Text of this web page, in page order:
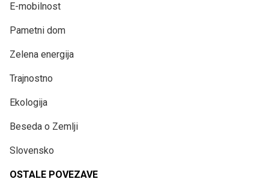
E-mobilnost
Pametni dom
Zelena energija
Trajnostno
Ekologija
Beseda o Zemlji
Slovensko
OSTALE POVEZAVE